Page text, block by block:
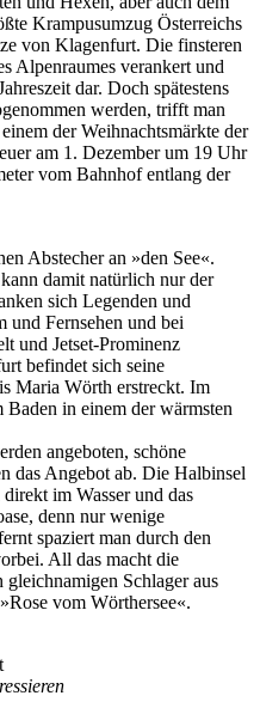
Krampusumzug Österreichs
von Klagenfurt. Die finsteren
Alpenraumes verankert und
dar. Doch spätestens
werden, trifft man
der Weihnachtsmärkte der
am 1. Dezember um 19 Uhr
vom Bahnhof entlang der
Abstecher an »den See«.
damit natürlich nur der
sich Legenden und
und Fernsehen und bei
und Jetset-Prominenz
befindet sich seine
Maria Wörth erstreckt. Im
Baden in einem der wärmsten
angeboten, schöne
das Angebot ab. Die Halbinsel
im Wasser und das
denn nur wenige
spaziert man durch den
All das macht die
gleichnamigen Schlager aus
vom Wörthersee«.